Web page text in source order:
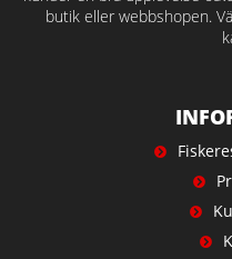
butik eller webbshopen.